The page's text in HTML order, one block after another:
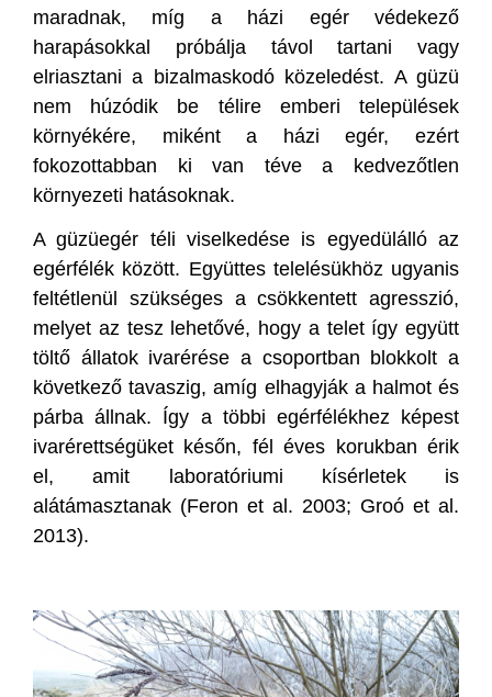
maradnak, míg a házi egér védekező
harapásokkal próbálja távol tartani vagy
elriasztani a bizalmaskodó közeledést. A güzü
nem húzódik be télire emberi települések
környékére, miként a házi egér, ezért
fokozottabban ki van téve a kedvezőtlen
környezeti hatásoknak.
A güzüegér téli viselkedése is egyedülálló az
egérfélék között. Együttes telelésükhöz ugyanis
feltétlenül szükséges a csökkentett agresszió,
melyet az tesz lehetővé, hogy a telet így együtt
töltő állatok ivarérése a csoportban blokkolt a
következő tavaszig, amíg elhagyják a halmot és
párba állnak. Így a többi egérfélékhez képest
ivarérettségüket későn, fél éves korukban érik
el, amit laboratóriumi kísérletek is
alátámasztanak (Feron et al. 2003; Groó et al.
2013).